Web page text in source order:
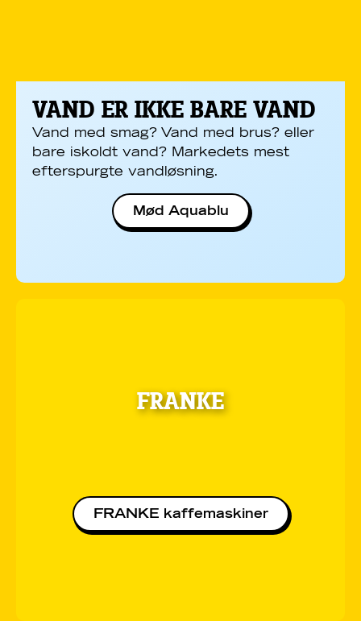
VAND ER IKKE BARE VAND
Vand med smag? Vand med brus? eller
bare iskoldt vand? Markedets mest
efterspurgte vandløsning.
Mød Aquablu
FRANKE
FRANKE kaffemaskiner